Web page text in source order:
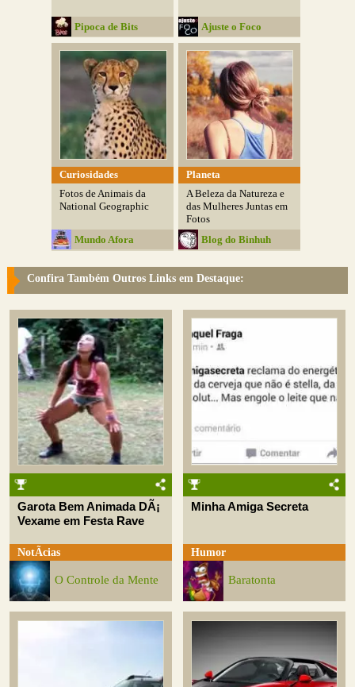
Pipoca de Bits Ajuste o Foco
Curiosidades
Fotos de Animais da
National Geographic
Mundo Afora
Planeta
A Beleza da Natureza e
das Mulheres Juntas em
Fotos
Blog do Binhuh
Confira Também Outros Links em Destaque:
Garota Bem Animada DÃ¡
Vexame em Festa Rave
NotÃ­cias
O Controle da Mente
Minha Amiga Secreta
Humor
Baratonta